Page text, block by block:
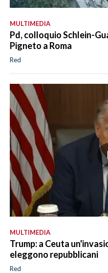
MULTIMEDIA
Pd, colloquio Schlein-
Pigneto a Roma
Red
MULTIMEDIA
Trump: a Ceuta
eleggono repubblicani
Red